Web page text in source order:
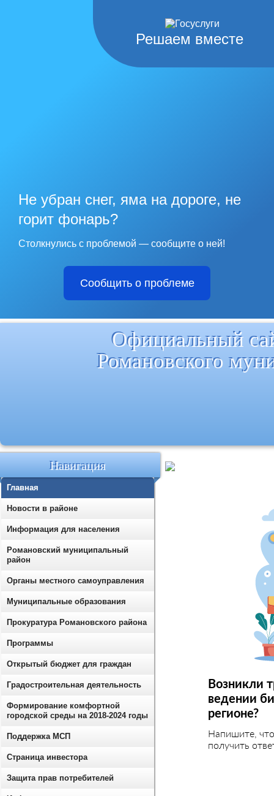
Решаем вместе
Не убран снег, яма на дороге, не
горит фонарь?
Столкнулись с проблемой — сообщите о ней!
Сообщить о проблеме
Официальный
Романовского
Возникли
ведении
регионе?
Напишите,
получить
Навигация
Главная
Новости в районе
Информация для населения
Романовский муниципальный
район
Органы местного самоуправления
Муниципальные образования
Прокуратура Романовского района
Программы
Открытый бюджет для граждан
Градостроительная деятельность
Формирование комфортной
городской среды на 2018-2024 годы
Поддержка МСП
Страница инвестора
Защита прав потребителей